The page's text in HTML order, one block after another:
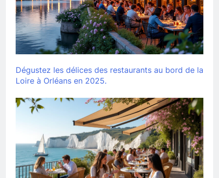
Dégustez les délices des restaurants au bord de la
Loire à Orléans en 2025.